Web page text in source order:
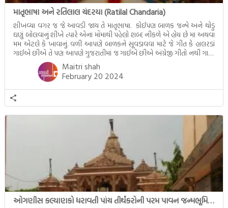
માતૃભાષા અને રતિલાલ ચંદરયા (Ratilal Chandaria)
શીખવ્યા વગર જ જે આવડી જાય તે માતૃભાષા. કોઈપણ બાળક જન્મે અને થોડું
ઘણું બોલવાનું શીખે ત્યારે એના મોંમાથી પહેલો શબ્દ નીકળે એ હોય છે મા અથવા
મમ એટલે કે ખાવાનું. વળી આપણે બાળકને સૂવડાવવા માટે જે ગીત કે હાલરડાં
ગાઈએ છીએ તે પણ આપણે ગુજરાતીમાં જ ગાઈએ છીએ અંગ્રેજી ગીતો નથી ગાતા.
આમ બાળકને […]
Maitri shah
February 20 2024
ઓગણીસ કલ્યાણકો ધરાવતી પાંચ તીર્થંકરોની પરમ પાવન જન્મભૂમિ – અયોધ્યા (Ayodhya)